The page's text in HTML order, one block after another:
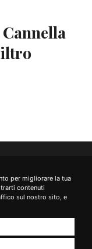
per migliorare la tua
contenuti
sul nostro sito, e